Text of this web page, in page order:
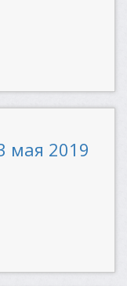
мая 2019